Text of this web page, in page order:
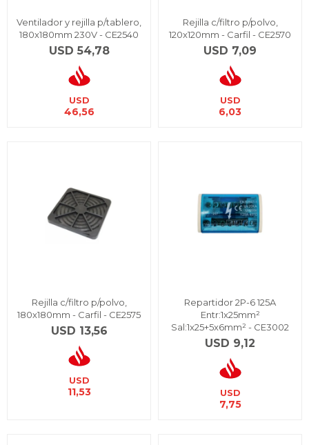
Ventilador y rejilla p/tablero,
180x180mm 230V - CE2540
USD 54,78
USD
46,56
Rejilla c/filtro p/polvo,
120x120mm - Carfil - CE2570
USD 7,09
USD
6,03
Rejilla c/filtro p/polvo,
180x180mm - Carfil - CE2575
USD 13,56
USD
11,53
Repartidor 2P-6 125A
Entr:1x25mm²
Sal:1x25+5x6mm² - CE3002
USD 9,12
USD
7,75